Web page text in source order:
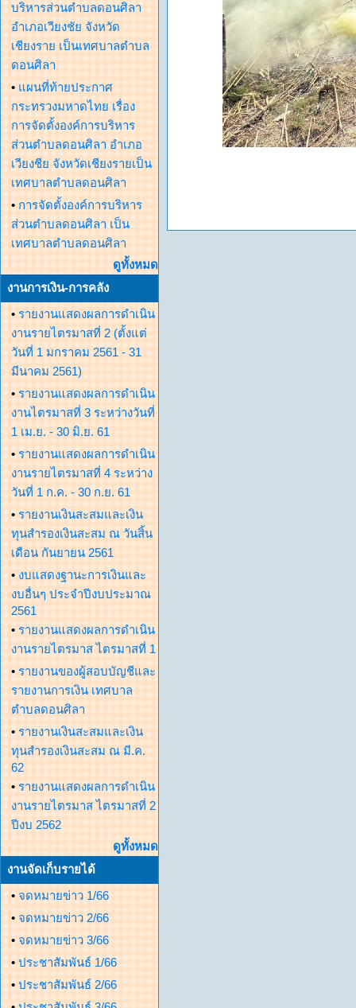
บริหารส่วนตำบลดอนศิลา
อำเภอเวียงชัย จังหวัด
เชียงราย เป็นเทศบาลตำบล
ดอนศิลา
• แผนที่ท้ายประกาศ
กระทรวงมหาดไทย เรื่อง
การจัดตั้งองค์การบริหาร
ส่วนตำบลดอนศิลา อำเภอ
เวียงชีย จังหวัดเชียงรายเป็น
เทศบาลตำบลดอนศิลา
• การจัดตั้งองค์การบริหาร
ส่วนตำบลดอนศิลา เป็น
เทศบาลตำบลดอนศิลา
ดูทั้งหมด
งานการเงิน-การคลัง
• รายงานแสดงผลการดำเนิน
งานรายไตรมาสที่ 2 (ตั้งแต่
วันที่ 1 มกราคม 2561 - 31
มีนาคม 2561)
• รายงานแสดงผลการดำเนิน
งานไตรมาสที่ 3 ระหว่างวันที่
1 เม.ย. - 30 มิ.ย. 61
• รายงานแสดงผลการดำเนิน
งานรายไตรมาสที่ 4 ระหว่าง
วันที่ 1 ก.ค. - 30 ก.ย. 61
• รายงานเงินสะสมและเงิน
ทุนสำรองเงินสะสม ณ วันสิ้น
เดือน กันยายน 2561
• งบแสดงฐานะการเงินและ
งบอื่นๆ ประจำปีงบประมาณ
2561
• รายงานแสดงผลการดำเนิน
งานรายไตรมาส ไตรมาสที่ 1
• รายงานของผู้สอบบัญชีและ
รายงานการเงิน เทศบาล
ตำบลดอนศิลา
• รายงานเงินสะสมและเงิน
ทุนสำรองเงินสะสม ณ มี.ค.
62
• รายงานแสดงผลการดำเนิน
งานรายไตรมาส ไตรมาสที่ 2
ปีงบ 2562
ดูทั้งหมด
งานจัดเก็บรายได้
• จดหมายข่าว 1/66
• จดหมายข่าว 2/66
• จดหมายข่าว 3/66
• ประชาสัมพันธ์ 1/66
• ประชาสัมพันธ์ 2/66